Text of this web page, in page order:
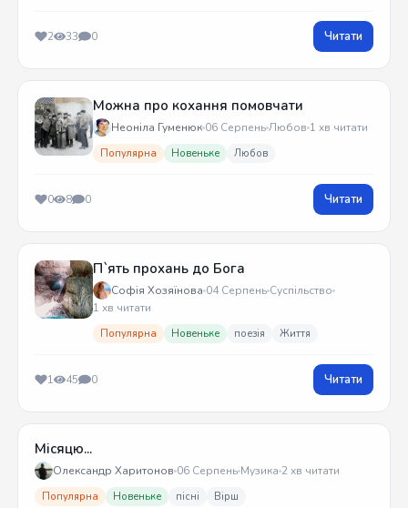
2 33 0 Читати
Можна про кохання помовчати
Неоніла Гуменюк 06 СерпеньЛюбов 1 хв читати
Популярна Новеньке Любов
0 8 0 Читати
П`ять прохань до Бога
Софія Хозяїнова 04 Серпень Суспільство
1 хв читати
Популярна Новеньке поезія Життя
1 45 0 Читати
Місяцю...
Олександр Харитонов 06 Серпень Музика 2 хв читати
Популярна Новеньке пісні Вірш